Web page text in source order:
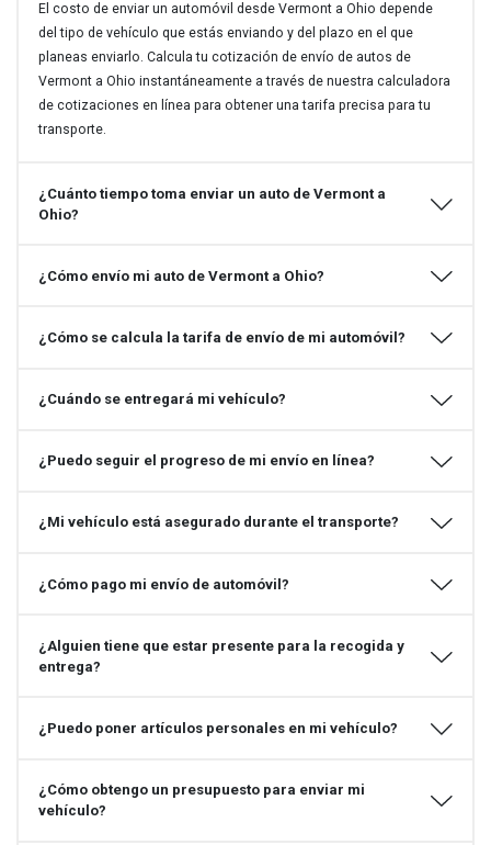
El costo de enviar un automóvil desde Vermont a Ohio depende
del tipo de vehículo que estás enviando y del plazo en el que
planeas enviarlo. Calcula tu cotización de envío de autos de
Vermont a Ohio instantáneamente a través de nuestra calculadora
de cotizaciones en línea para obtener una tarifa precisa para tu
transporte.
¿Cuánto tiempo toma enviar un auto de Vermont a
Ohio?
¿Cómo envío mi auto de Vermont a Ohio?
¿Cómo se calcula la tarifa de envío de mi automóvil?
¿Cuándo se entregará mi vehículo?
¿Puedo seguir el progreso de mi envío en línea?
¿Mi vehículo está asegurado durante el transporte?
¿Cómo pago mi envío de automóvil?
¿Alguien tiene que estar presente para la recogida y
entrega?
¿Puedo poner artículos personales en mi vehículo?
¿Cómo obtengo un presupuesto para enviar mi
vehículo?